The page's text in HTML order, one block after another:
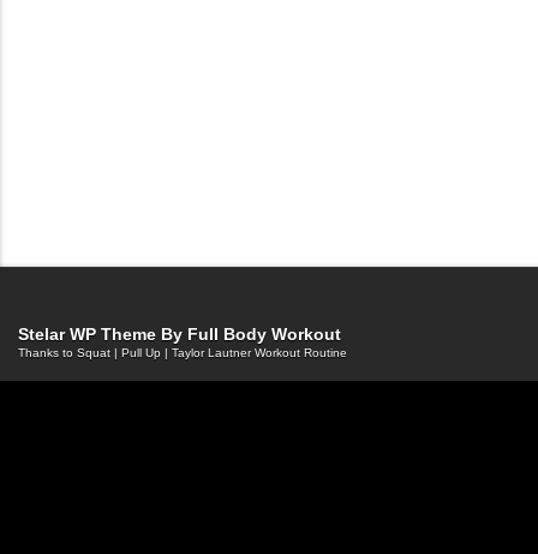
Stelar WP Theme By Full Body Workout
Thanks to Squat | Pull Up | Taylor Lautner Workout Routine